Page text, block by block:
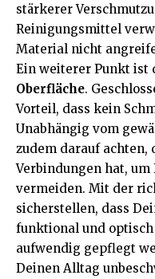
stärkerer
Reinigungsmittel
Material nicht
Ein weiterer Punkt ist
Oberfläche.
Vorteil, dass kein
Unabhängig vom
zudem darauf achten,
Verbindungen hat, um
vermeiden. Mit der
sicherstellen, dass
funktional und
aufwendig gepflegt
Deinen Alltag